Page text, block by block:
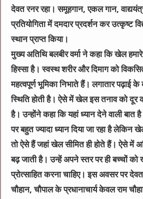
देवत रनर रहा। समूहगान, एकल गान,
प्रतियोगिता में दमदार प्रदर्शन कर उत्कृष्ट
स्थान प्राप्त किया।
मुख्य अतिथि बलबीर वर्मा ने कहा कि खेल
हिस्सा है। स्वस्थ शरीर और दिमाग को
महत्वपूर्ण भूमिका निभाते हैं। लगातार पढ़ाई के
स्थिति होती है। ऐसे में खेल इस तनाव को दूर
है। उन्होंने कहा कि यहां ध्यान देने वाली बात
पर बहुत ज्यादा ध्यान दिया जा रहा है
तो ऐसे हैं जहां खेल सीमित ही होते हैं। ऐसे में
बढ़ जाती है। उन्हें अपने स्तर पर ही बच्चों
प्रोत्साहित करना चाहिए। इस अवसर पर
चौहान, चौपाल के प्रधानाचार्य केवल राम